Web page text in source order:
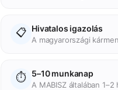
📋 Hivatalos igazolás
A magyarországi
⏱️ 5–10 munkanap
A MABISZ általában